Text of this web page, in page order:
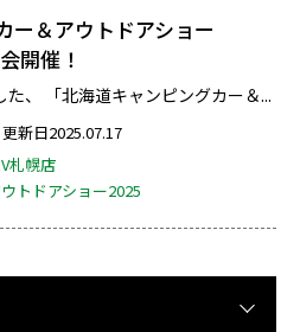
ー＆アウトドアショー
開催！
、 「北海道キャンピングカー＆...
更新日2025.07.17
札幌店
トドアショー2025